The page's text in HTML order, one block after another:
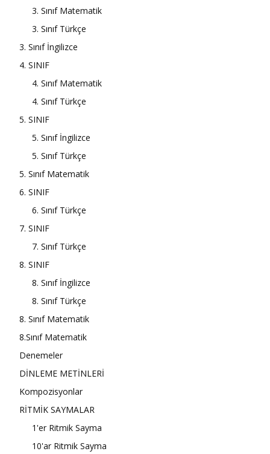
3. Sınıf Matematik
3. Sınıf Türkçe
3. Sınıf İngilizce
4. SINIF
4. Sınıf Matematik
4. Sınıf Türkçe
5. SINIF
5. Sınıf İngilizce
5. Sınıf Türkçe
5. Sınıf Matematik
6. SINIF
6. Sınıf Türkçe
7. SINIF
7. Sınıf Türkçe
8. SINIF
8. Sınıf İngilizce
8. Sınıf Türkçe
8. Sınıf Matematik
8.Sınıf Matematik
Denemeler
DİNLEME METİNLERİ
Kompozisyonlar
RİTMİK SAYMALAR
1'er Ritmik Sayma
10'ar Ritmik Sayma